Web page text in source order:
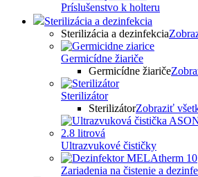
Príslušenstvo k holteru
Sterilizácia a dezinfekcia
Sterilizácia a dezinfekcia
Germicídne žiariče
Germicídne žiariče
Sterilizátor
SterilizátorZobraziť
Ultrazvukové čističky
Zariadenia na čistenie a